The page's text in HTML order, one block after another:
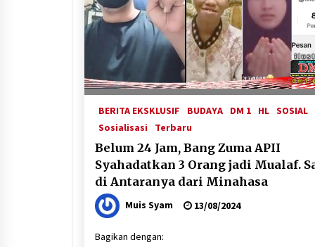
BERITA EKSKLUSIF BUDAYA DM 1 HL SOSIAL
Sosialisasi
Terbaru
Belum 24 Jam, Bang Zuma APII
Syahadatkan 3 Orang jadi Mualaf.
di Antaranya dari Minahasa
Muis Syam 13/08/2024
Bagikan dengan: